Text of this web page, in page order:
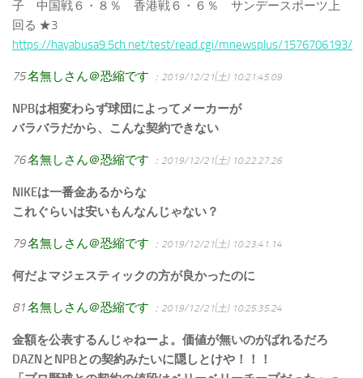
子 中国戦６・８％ 香港戦６・６％ サンデースポーツ上
回る ★3
https://hayabusa9.5ch.net/test/read.cgi/mnewsplus/1576706193/
75名無しさん＠恐縮です ：2019/12/21(土) 10:21:45.09
NPBは相変わらず球団によってメーカーが
バラバラだから、こんな契約できない
76名無しさん＠恐縮です ：2019/12/21(土) 10:22:27.26
NIKEは一番金あるからな
これぐらいは安いもんなんじゃない？
79名無しさん＠恐縮です ：2019/12/21(土) 10:23:41.14
何だよマジェスティックの方が良かったのに
81名無しさん＠恐縮です ：2019/12/21(土) 10:25:35.24
金額を公表するんじゃねーよ。価値が無いのがばれるだろ
DAZNとNPBとの契約みたいに隠しとけや！！！